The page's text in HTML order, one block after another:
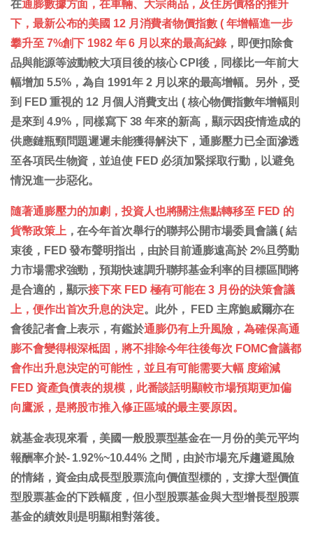
在通膨數據方面，在車輛、大宗商品，及住房價格的推升
下，最新公布的美國 12 月消費者物價指數 ( 年增幅進一步
攀升至 7%創下 1982 年 6 月以來的最高紀錄 ，即便扣除食
品與能源等波動較大項目後的核心 CPI後，同樣比一年前大
幅增加 5.5%，為自 1991年 2 月以來的最高增幅。另外，受
到 FED 重視的 12 月個人消費支出 ( 核心物價指數年增幅則
是來到 4.9%，同樣寫下 38 年來的新高，顯示因疫情造成的
供應鏈瓶頸問題遲遲未能獲得解決下，通膨壓力已全面滲透
至各項民生物資，並迫使 FED 必須加緊採取行動，以避免
情況進一步惡化。
隨著通膨壓力的加劇，投資人也將關注焦點轉移至 FED 的
貨幣政策上 ，在今年首次舉行的聯邦公開市場委員會議 ( 結
束後，FED 發布聲明指出，由於目前通膨遠高於 2%且勞動
力市場需求強勁，預期快速調升聯邦基金利率的目標區間將
是合適的，顯示接下來 FED 極有可能在 3 月份的決策會議
上，便作出首次升息的決定。此外， FED 主席鮑威爾亦在
會後記者會上表示，有鑑於通膨仍有上升風險，為確保高通
膨不會變得根深柢固，將不排除今年往後每次 FOMC會議都
會作出升息決定的可能性，並且有可能需要大幅 度縮減
FED 資產負債表的規模，此番談話明顯較市場預期更加偏
向鷹派，是將股市推入修正區域的最主要原因。
就基金表現來看，美國一般股票型基金在一月份的美元平均
報酬率介於- 1.92%~10.44% 之間，由於市場充斥趨避風險
的情緒，資金由成長型股票流向價值型標的，支撐大型價值
型股票基金的下跌幅度，但小型股票基金與大型增長型股票
基金的績效則是明顯相對落後。